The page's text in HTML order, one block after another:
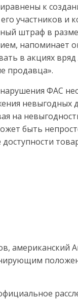
к
участников и
штраф в
напоминает
в акциях
продавца».
ФАС
невыгодных
на
быть
американский